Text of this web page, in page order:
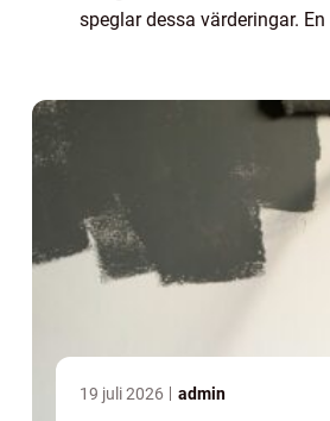
speglar dessa värderingar.
19 juli 2026 admin